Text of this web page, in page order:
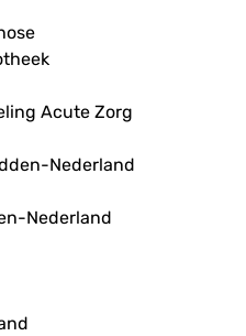
Acute Zorg
Nederland
Nederland